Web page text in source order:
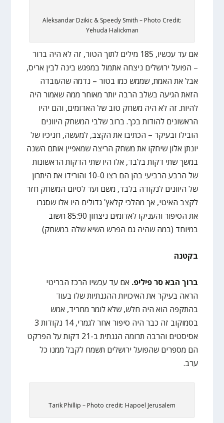
Aleksandar Dzikic & Speedy Smith – Photo Credit:
Yehuda Halickman
אם עד עכשיו, 185 מילים לתוך הטור, זה לא היה ברור
– הפועל ירושלים ניצחה אתמול במפגש בינה לבין אריס,
אבל את האמת, שממש כמו בטור – נדמה שהעובדה
הזאת הגיעה בשלב הרבה יותר מאוחר ממה שאמור היה
להיות. זה לא היה משחק טוב של האדומים, והם יהיו
הראשונים להודות בכך. ברוב שלבי המשחק היוונים
הובילו ובעיקר – הכתיבו את הקצב, למעשה, חניכיו של
יונתן אלון שיחקו את משחק הריצה שמאפיין אותם השנה
במשך שתי דקות בלבד, אלו היו שתי הדקות הראשונות
של הרבע הרביעי בהן הם רצו 10-0 והורידו את היתרון
של היוונים לנקודה בלבד, משם ועד לסיום המשחק חזר
לקצב האיטי, אך מהלכי קלאץ' גדולים היו אלו שסגרו
את הסיפור והעניקו לאדומים ניצחון 85:90 חשוב
במיוחד (במה שהיה גם הפרש השיא שלה במשחק)
בקטנה
ברוך הבא סר פיליפ. אם עד עכשיו הרכז הבריטי
הראה בעיקר את האיכויות ההגנתיות שלו בעוד
בהתקפה הוא היה חלש, שלא לומר מחריד, אמש
בסמוקוב זה כבר היה סיפור אחר לגמרי, 14 נקודות 3
אסיסטים והרבה תרומה הגנתית ב-21 דקות על הפרקט
הם מספרים שהפועל ירושלים תשמח לקבל ממנו כל
ערב.
Tarik Phillip – Photo credit: Hapoel Jerusalem